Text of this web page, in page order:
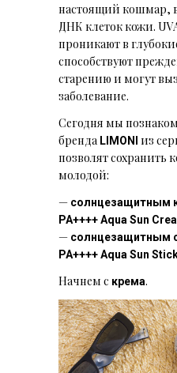
настоящий кошмар,
ДНК клеток кожи.
проникают в
способствуют
старению и могут
заболевание.
Сегодня мы
бренда LIMONI из
позволят сохранить
молодой:
— солнцезащитным
РА++++ Aqua Sun
— солнцезащитным
РА++++ Aqua Sun
Начнем с крема.